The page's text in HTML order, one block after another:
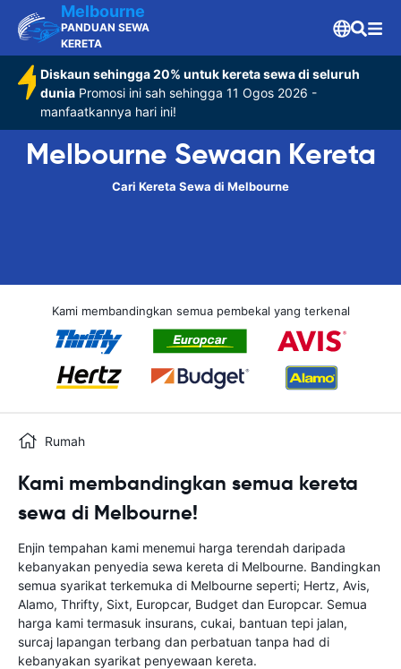
Melbourne
PANDUAN SEWA
KERETA
Diskaun sehingga 20% untuk kereta sewa di seluruh
dunia Promosi ini sah sehingga 11 Ogos 2026 -
manfaatkannya hari ini!
Melbourne Sewaan Kereta
Cari Kereta Sewa di Melbourne
Kami membandingkan semua pembekal yang terkenal
Rumah
Kami membandingkan semua kereta
sewa di Melbourne!
Enjin tempahan kami menemui harga terendah daripada
kebanyakan penyedia sewa kereta di Melbourne. Bandingkan
semua syarikat terkemuka di Melbourne seperti; Hertz, Avis,
Alamo, Thrifty, Sixt, Europcar, Budget dan Europcar. Semua
harga kami termasuk insurans, cukai, bantuan tepi jalan,
surcaj lapangan terbang dan perbatuan tanpa had di
kebanyakan syarikat penyewaan kereta.